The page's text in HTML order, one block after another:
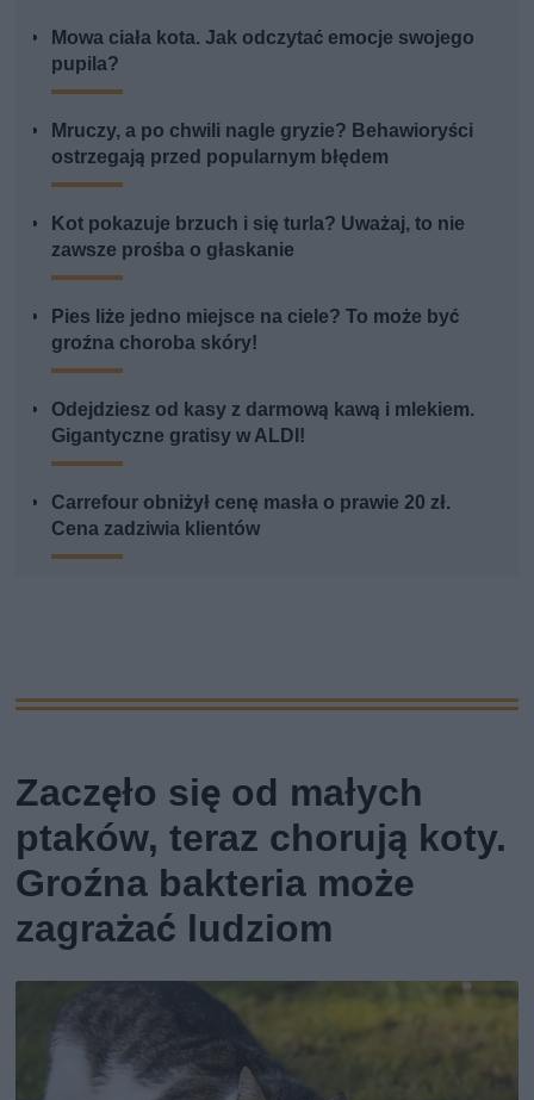
Mowa ciała kota. Jak odczytać emocje swojego
pupila?
Mruczy, a po chwili nagle gryzie? Behawioryści
ostrzegają przed popularnym błędem
Kot pokazuje brzuch i się turla? Uważaj, to nie
zawsze prośba o głaskanie
Pies liże jedno miejsce na ciele? To może być
groźna choroba skóry!
Odejdziesz od kasy z darmową kawą i mlekiem.
Gigantyczne gratisy w ALDI!
Carrefour obniżył cenę masła o prawie 20 zł.
Cena zadziwia klientów
Zaczęło się od małych
ptaków, teraz chorują koty.
Groźna bakteria może
zagrażać ludziom